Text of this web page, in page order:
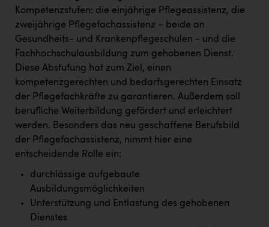
Dopgas
kunden basics
Kompetenzstufen: die einjährige Pflegeassistenz, die
zweijährige Pflegefachassistenz – beide an
Gesundheits- und Krankenpflegeschulen - und die
Fachhochschulausbildung zum gehobenen Dienst.
Diese Abstufung hat zum Ziel, einen
kompetenzgerechten und bedarfsgerechten Einsatz
der Pflegefachkräfte zu garantieren. Außerdem soll
berufliche Weiterbildung gefördert und erleichtert
werden. Besonders das neu geschaffene Berufsbild
der Pflegefachassistenz, nimmt hier eine
entscheidende Rolle ein:
durchlässige aufgebaute
Ausbildungsmöglichkeiten
Unterstützung und Entlastung des gehobenen
Dienstes